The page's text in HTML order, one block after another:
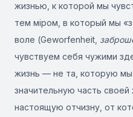
жизнью, к которой мы
тем міром, в который мы
воле (Geworfenheit,
чувствуем себя чужими
жизнь — не та, которую
значительную часть
настоящую отчизну, от